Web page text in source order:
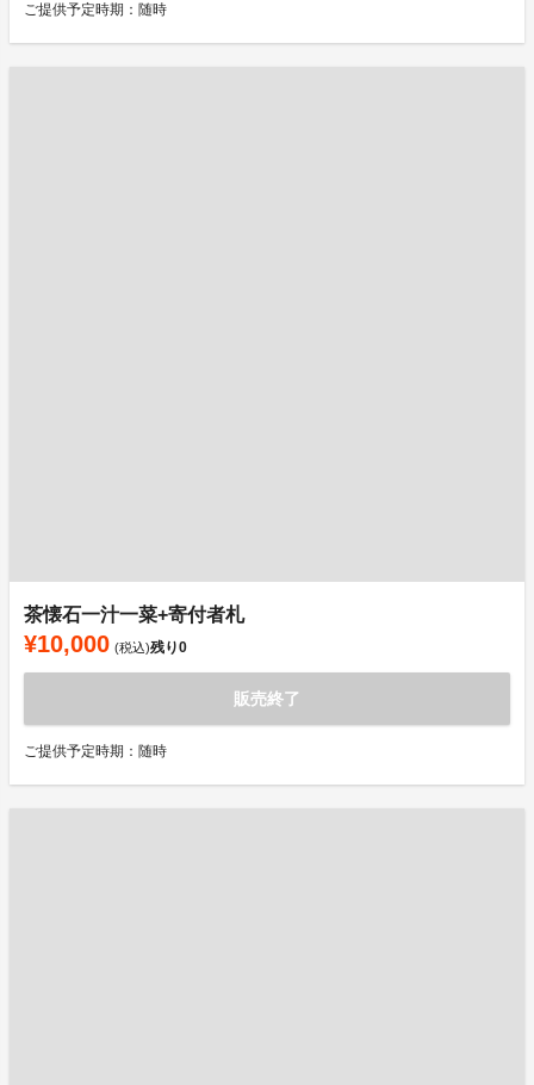
ご提供予定時期：随時
茶懐石一汁一菜+寄付者札
¥10,000 (税込)残り0
販売終了
ご提供予定時期：随時